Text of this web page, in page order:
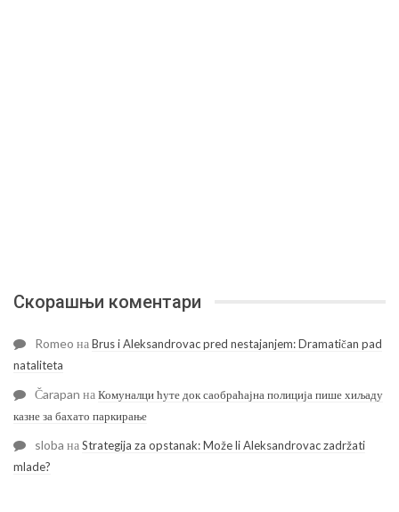
Скорашњи коментари
Romeo наBrus i Aleksandrovac pred nestajanjem: Dramatičan pad
nataliteta
Čarapan наКомуналци ћуте док саобраћајна полиција пише хиљаду
казне за бахато паркирање
sloba наStrategija za opstanak: Može li Aleksandrovac zadržati
mlade?